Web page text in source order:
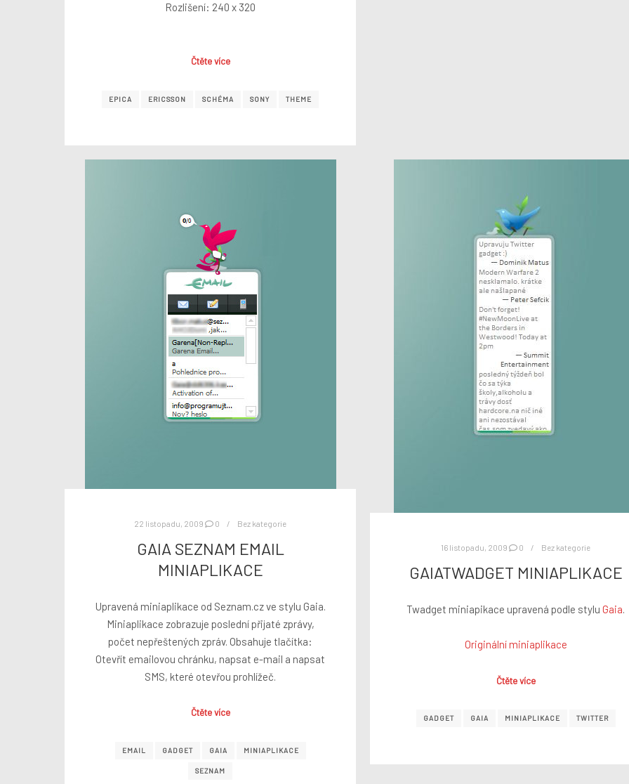
Rozlišení: 240 x 320
Čtěte více
EPICA ERICSSON SCHÉMA SONY THEME
22 listopadu, 2009 0 Bez kategorie
GAIA SEZNAM EMAIL
MINIAPLIKACE
Upravená miniaplikace od Seznam.cz ve stylu Gaia.
Miniaplikace zobrazuje poslední přijaté zprávy,
počet nepřeštených zpráv. Obsahuje tlačítka:
Otevřít emailovou chránku, napsat e-mail a napsat
SMS, které otevřou prohlížeč.
Čtěte více
EMAIL GADGET GAIA MINIAPLIKACE
SEZNAM
16 listopadu, 2009 0 Bez kategorie
GAIATWADGET MINIAPLIKACE
Twadget miniapikace upravená podle stylu Gaia.
Originální miniaplikace
Čtěte více
GADGET GAIA MINIAPLIKACE TWITTER